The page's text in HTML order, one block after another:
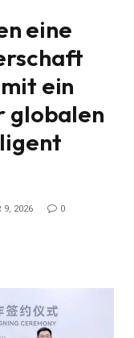
eine
ein
globalen
9, 2026 0